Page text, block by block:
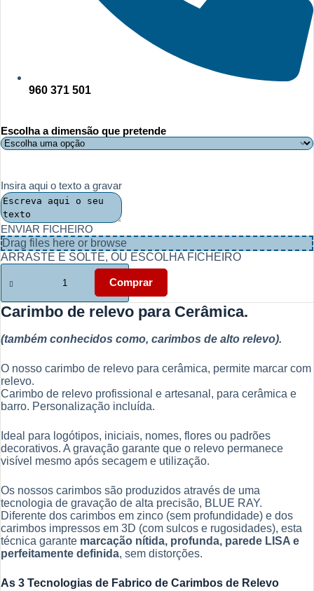
960 371 501
Escolha a dimensão que pretende
Insira aqui o texto a gravar
ENVIAR FICHEIRO
Drag files here or browse
ARRASTE E SOLTE, OU ESCOLHA FICHEIRO
Quantidade
de
de
Relevo
Cerâmica
Padrões
e
Logótipo
Comprar
Carimbo de relevo para Cerâmica.
(também conhecidos como, carimbos de alto relevo).
O nosso carimbo de relevo para cerâmica, permite marcar com
relevo.
Carimbo de relevo profissional e artesanal, para cerâmica e
barro. Personalização incluída.
Ideal para logótipos, iniciais, nomes, flores ou padrões
decorativos. A gravação garante que o relevo permanece
visível mesmo após secagem e utilização.
Os nossos carimbos são produzidos através de uma
tecnologia de gravação de alta precisão, BLUE RAY.
Diferente dos carimbos em zinco (sem profundidade) e dos
carimbos impressos em 3D (com sulcos e rugosidades), esta
técnica garante marcação nítida, profunda, parede LISA e
perfeitamente definida, sem distorções.
As 3 Tecnologias de Fabrico de Carimbos de Relevo